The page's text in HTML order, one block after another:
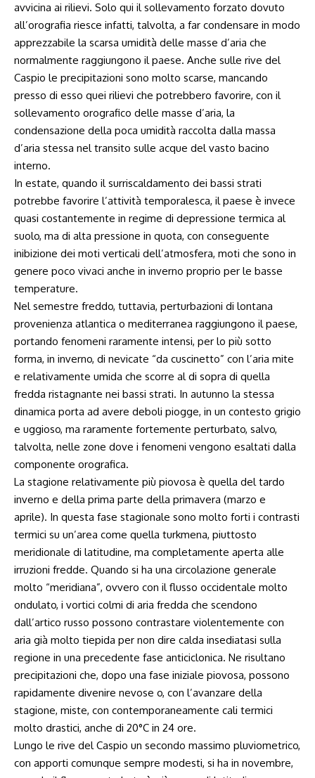
avvicina ai rilievi. Solo qui il sollevamento forzato dovuto
all’orografia riesce infatti, talvolta, a far condensare in modo
apprezzabile la scarsa umidità delle masse d’aria che
normalmente raggiungono il paese. Anche sulle rive del
Caspio le precipitazioni sono molto scarse, mancando
presso di esso quei rilievi che potrebbero favorire, con il
sollevamento orografico delle masse d’aria, la
condensazione della poca umidità raccolta dalla massa
d’aria stessa nel transito sulle acque del vasto bacino
interno.
In estate, quando il surriscaldamento dei bassi strati
potrebbe favorire l’attività temporalesca, il paese è invece
quasi costantemente in regime di depressione termica al
suolo, ma di alta pressione in quota, con conseguente
inibizione dei moti verticali dell’atmosfera, moti che sono in
genere poco vivaci anche in inverno proprio per le basse
temperature.
Nel semestre freddo, tuttavia, perturbazioni di lontana
provenienza atlantica o mediterranea raggiungono il paese,
portando fenomeni raramente intensi, per lo più sotto
forma, in inverno, di nevicate “da cuscinetto” con l’aria mite
e relativamente umida che scorre al di sopra di quella
fredda ristagnante nei bassi strati. In autunno la stessa
dinamica porta ad avere deboli piogge, in un contesto grigio
e uggioso, ma raramente fortemente perturbato, salvo,
talvolta, nelle zone dove i fenomeni vengono esaltati dalla
componente orografica.
La stagione relativamente più piovosa è quella del tardo
inverno e della prima parte della primavera (marzo e
aprile). In questa fase stagionale sono molto forti i contrasti
termici su un’area come quella turkmena, piuttosto
meridionale di latitudine, ma completamente aperta alle
irruzioni fredde. Quando si ha una circolazione generale
molto “meridiana”, ovvero con il flusso occidentale molto
ondulato, i vortici colmi di aria fredda che scendono
dall’artico russo possono contrastare violentemente con
aria già molto tiepida per non dire calda insediatasi sulla
regione in una precedente fase anticiclonica. Ne risultano
precipitazioni che, dopo una fase iniziale piovosa, possono
rapidamente divenire nevose o, con l’avanzare della
stagione, miste, con contemporaneamente cali termici
molto drastici, anche di 20°C in 24 ore.
Lungo le rive del Caspio un secondo massimo pluviometrico,
con apporti comunque sempre modesti, si ha in novembre,